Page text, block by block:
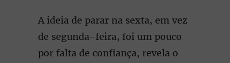
A ideia de parar na sexta, em vez
de segunda-feira, foi um pouco
por falta de confiança, revela o